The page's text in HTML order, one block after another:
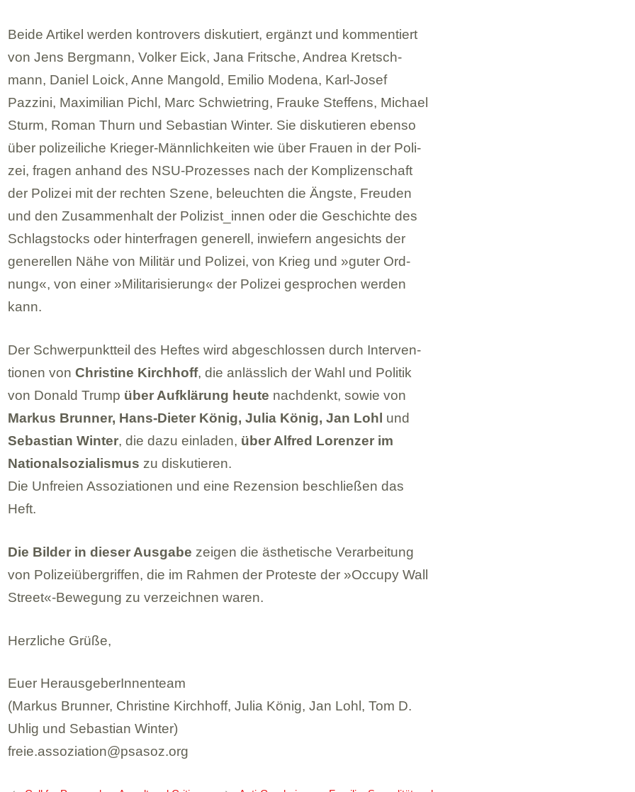
Beide Arti­kel wer­den kon­tro­vers dis­ku­tiert, ergänzt und kom­men­tiert
von Jens Berg­mann, Vol­ker Eick, Jana Frit­sche, Andrea Kret­sch­
mann, Daniel Loick, Anne Man­gold, Emi­lio Modena, Karl-Josef
Pazzini, Maxi­mi­lian Pichl, Marc Schwiet­ring, Frauke Stef­fens, Michael
Sturm, Roman Thurn und Sebas­tian Win­ter. Sie dis­ku­tie­ren ebenso
über poli­zei­li­che Krie­ger-Männ­lich­kei­ten wie über Frauen in der Poli­
zei, fra­gen anhand des NSU-Pro­zes­ses nach der Kom­pli­zen­schaft
der Poli­zei mit der rech­ten Szene, beleuch­ten die Ängste, Freu­den
und den Zusam­men­halt der Polizist_​innen oder die Geschichte des
Schlag­stocks oder hin­ter­fra­gen gene­rell, inwie­fern ange­sichts der
gene­rel­len Nähe von Mili­tär und Poli­zei, von Krieg und »guter Ord­
nung«, von einer »Mili­ta­ri­sie­rung« der Poli­zei gespro­chen wer­den
kann.
Der Schwer­punkt­teil des Hef­tes wird abge­schlos­sen durch Inter­ven­
tio­nen vonChris­tine Kirch­hoff, die anläss­lich der Wahl und Poli­tik
von Donald Trump über Auf­klä­rung heute nach­denkt, sowie von
Mar­kus Brun­ner, Hans-Die­ter König, Julia König, Jan Lohl und
Sebas­tian Win­ter, die dazu ein­la­den, über Alfred Loren­zer im
Natio­nal­so­zia­lis­mus zu dis­ku­tie­ren.
Die Unfreien Asso­zia­tio­nen und eine Rezen­sion beschlie­ßen das
Heft.
Die Bil­der in die­ser Aus­gabe zei­gen die ästhe­ti­sche Ver­ar­bei­tung
von Poli­zei­über­grif­fen, die im Rah­men der Pro­teste der »Occupy Wall
Street«-Bewegung zu ver­zeich­nen waren.
Herz­li­che Grüße,
Euer Her­aus­ge­be­rIn­nen­team
(Mar­kus Brun­ner, Chris­tine Kirch­hoff, Julia König, Jan Lohl, Tom D.
Uhlig und Sebas­tian Win­ter)
freie.​assoziation@​psasoz.​org